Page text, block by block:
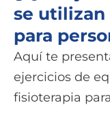
se utilizan
para
Aquí te
ejercicios de
fisioterapia